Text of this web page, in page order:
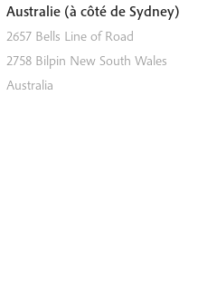
Australie (à côté de Sydney)
2657 Bells Line of Road
2758 Bilpin New South Wales
Australia